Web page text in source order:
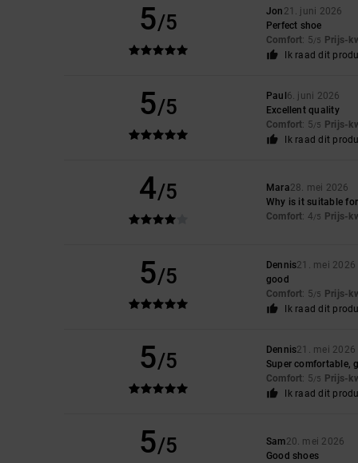
5/5 Jon 21. juni 2026
Perfect shoe
Comfort: 5/5
Prijs-
Ik raad dit
5/5 Paul 6. juni 2026
Excellent quality
Comfort: 5/5
Prijs-
Ik raad dit
4/5 Mara28. mei 2026
Why is it suitable
Comfort: 4/5 Prijs-
5/5 Dennis21. mei 2026
good
Comfort: 5/5
Prijs-
Ik raad dit
5/5 Dennis21. mei 2026
Super comfortable,
Comfort: 5/5
Prijs-
Ik raad dit
5/5 Sam20. mei 2026
Good shoes